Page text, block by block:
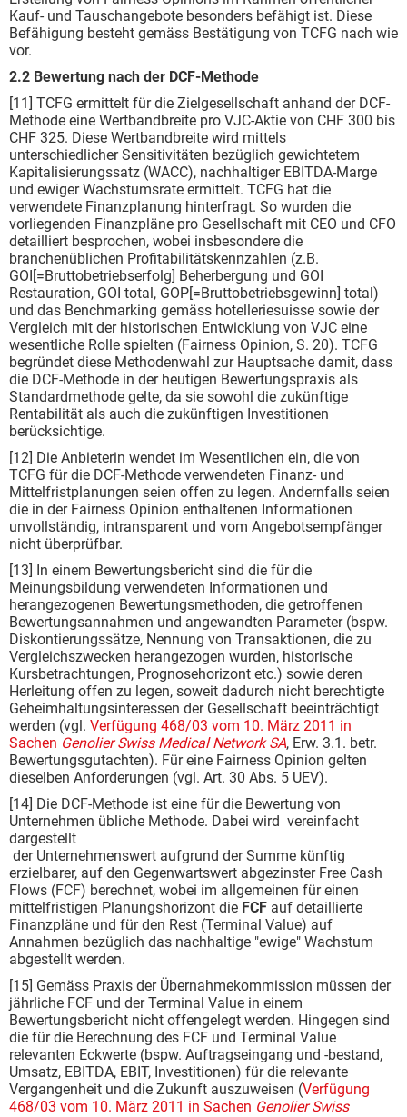
Kauf- und Tauschangebote besonders befähigt ist. Diese
Befähigung besteht gemäss Bestätigung von TCFG nach wie
vor.
2.2 Bewertung nach der DCF-Methode
[11] TCFG ermittelt für die Zielgesellschaft anhand der DCF-
Methode eine Wertbandbreite pro VJC-Aktie von CHF 300 bis
CHF 325. Diese Wertbandbreite wird mittels
unterschiedlicher Sensitivitäten bezüglich gewichtetem
Kapitalisierungssatz (WACC), nachhaltiger EBITDA-Marge
und ewiger Wachstumsrate ermittelt. TCFG hat die
verwendete Finanzplanung hinterfragt. So wurden die
vorliegenden Finanzpläne pro Gesellschaft mit CEO und CFO
detailliert besprochen, wobei insbesondere die
branchenüblichen Profitabilitätskennzahlen (z.B.
GOI[=Bruttobetriebs­erfolg] Beherbergung und GOI
Restauration, GOI total, GOP[=Bruttobetriebsgewinn] total)
und das Benchmarking gemäss hotelleriesuisse sowie der
Vergleich mit der historischen Entwicklung von VJC eine
wesentliche Rolle spielten (Fairness Opinion, S. 20). TCFG
begründet diese Methodenwahl zur Hauptsache damit, dass
die DCF-Methode in der heutigen Bewertungspraxis als
Standardmethode gelte, da sie sowohl die zukünftige
Rentabilität als auch die zukünftigen Investitionen
berücksichtige.
[12] Die Anbieterin wendet im Wesentlichen ein, die von
TCFG für die DCF-Methode verwendeten Finanz- und
Mittelfristplanungen seien offen zu legen. Andernfalls seien
die in der Fairness Opinion enthaltenen Informationen
unvollständig, intransparent und vom Angebotsempfänger
nicht überprüfbar.
[13] In einem Bewertungsbericht sind die für die
Meinungsbildung verwendeten Informationen und
herangezogenen Bewertungsmethoden, die getroffenen
Bewertungsannahmen und angewandten Parameter (bspw.
Diskontierungssätze, Nennung von Transaktionen, die zu
Vergleichszwecken herangezogen wurden, historische
Kursbetrachtungen, Prognosehorizont etc.) sowie deren
Herleitung offen zu legen, soweit dadurch nicht berechtigte
Geheimhaltungsinteressen der Gesellschaft beeinträchtigt
werden (vgl. Verfügung 468/03 vom 10. März 2011 in
Sachen Genolier Swiss Medical Network SA, Erw. 3.1. betr.
Bewertungsgutachten). Für eine Fairness Opinion gelten
dieselben Anforderungen (vgl. Art. 30 Abs. 5 UEV).
[14] Die DCF-Methode ist eine für die Bewertung von
Unternehmen übliche Methode. Dabei wird ­ vereinfacht
dargestellt
­ der Unternehmenswert aufgrund der Summe künftig
erzielbarer, auf den Gegenwartswert abgezinster Free Cash
Flows (FCF) berechnet, wobei im allgemeinen für einen
mittelfristigen Planungshorizont die FCF auf detaillierte
Finanzpläne und für den Rest (Terminal Value) auf
Annahmen bezüglich das nachhaltige "ewige" Wachstum
abgestellt werden.
[15] Gemäss Praxis der Übernahmekommission müssen der
jährliche FCF und der Terminal Value in einem
Bewertungsbericht nicht offengelegt werden. Hingegen sind
die für die Berechnung des FCF und Terminal Value
relevanten Eckwerte (bspw. Auftragseingang und -bestand,
Umsatz, EBITDA, EBIT, Investitionen) für die relevante
Vergangenheit und die Zukunft auszuweisen (Verfügung
468/03 vom 10. März 2011 in Sachen Genolier Swiss